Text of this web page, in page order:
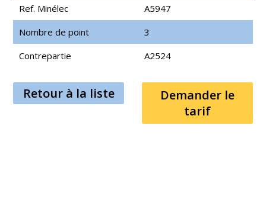
Ref. Minélec
A5947
Nombre de point
3
Contrepartie
A2524
Retour à la liste
Demander le
tarif